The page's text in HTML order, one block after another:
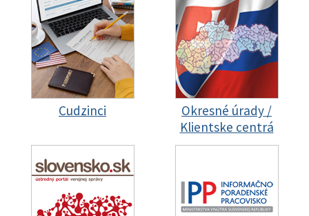
Cudzinci
Okresné úrady /
Klientske centrá